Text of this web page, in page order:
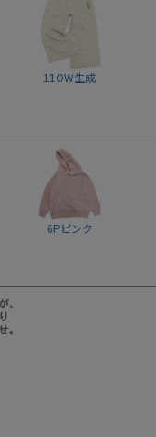
11OW生成
6Pピンク